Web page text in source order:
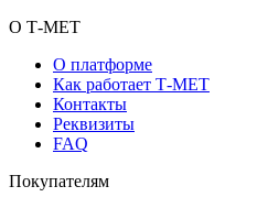
О Т-МЕТ
О платформе
Как работает Т-МЕТ
Контакты
Реквизиты
FAQ
Покупателям